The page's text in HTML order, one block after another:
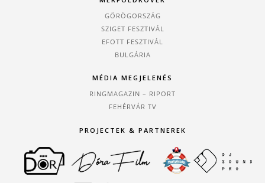
GÖRÖGORSZÁG
SZIGET FESZTIVÁL
EFOTT FESZTIVÁL
BULGÁRIA
MÉDIA MEGJELENÉS
RINGMAGAZIN – RIPORT
FEHÉRVÁR TV
PROJECTEK & PARTNEREK